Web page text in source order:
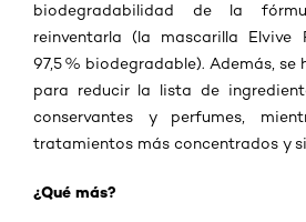
biodegradabilidad de la
reinventarla (la mascarilla Elvive
97,5 % biodegradable). Además,
para reducir la lista de
conservantes y perfumes,
tratamientos más concentrados y
¿Qué más?